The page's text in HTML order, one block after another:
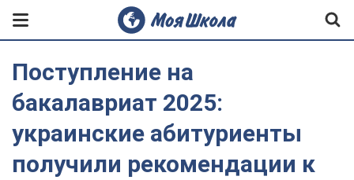
Поступление на
бакалавриат 2025:
украинские абитуриенты
получили рекомендации к